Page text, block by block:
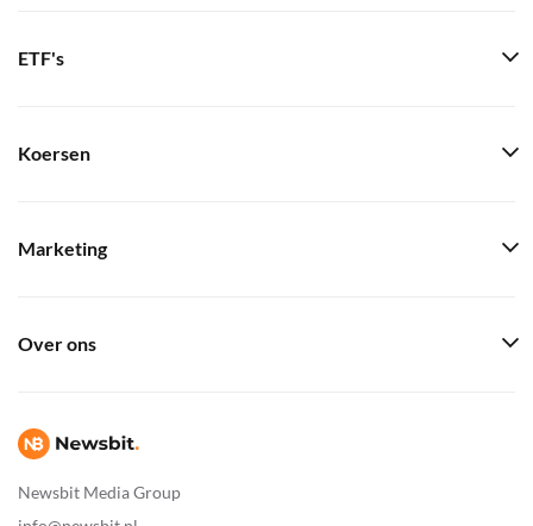
Newsbit Media Group
ETF's
Koersen
Marketing
Over ons